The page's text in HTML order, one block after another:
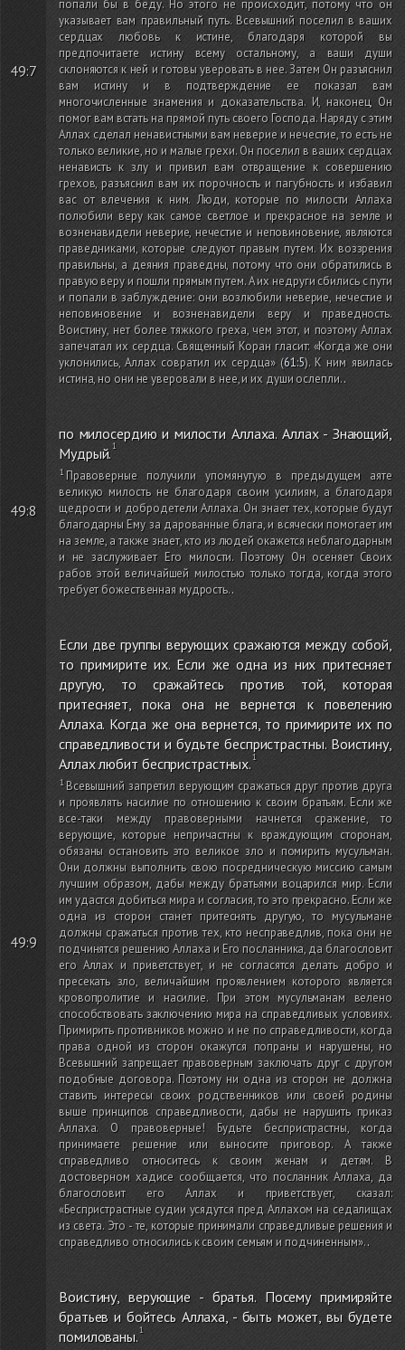
49:7
попали бы в беду. Но этого не происходит, потому что он
указывает вам правильный путь. Всевышний поселил в ваших
сердцах любовь к истине, благодаря которой вы
предпочитаете истину всему остальному, а ваши души
склоняются к ней и готовы уверовать в нее. Затем Он разъяснил
вам истину и в подтверждение ее показал вам
многочисленные знамения и доказательства. И, наконец, Он
помог вам встать на прямой путь своего Господа. Наряду с этим
Аллах сделал ненавистными вам неверие и нечестие, то есть не
только великие, но и малые грехи. Он поселил в ваших сердцах
ненависть к злу и привил вам отвращение к совершению
грехов, разъяснил вам их порочность и пагубность и избавил
вас от влечения к ним. Люди, которые по милости Аллаха
полюбили веру как самое светлое и прекрасное на земле и
возненавидели неверие, нечестие и неповиновение, являются
праведниками, которые следуют правым путем. Их воззрения
правильны, а деяния праведны, потому что они обратились в
правую веру и пошли прямым путем. А их недруги сбились с пути
и попали в заблуждение: они возлюбили неверие, нечестие и
неповиновение и возненавидели веру и праведность.
Воистину, нет более тяжкого греха, чем этот, и поэтому Аллах
запечатал их сердца. Священный Коран гласит: «Когда же они
уклонились, Аллах совратил их сердца»(61:5). К ним явилась
истина, но они не уверовали в нее, и их души ослепли..
49:8
по милосердию и милости Аллаха. Аллах - Знающий,
Мудрый.
Правоверные получили упомянутую в предыдущем аяте
великую милость не благодаря своим усилиям, а благодаря
щедрости и добродетели Аллаха. Он знает тех, которые будут
благодарны Ему за дарованные блага, и всячески помогает им
на земле, а также знает, кто из людей окажется неблагодарным
и не заслуживает Его милости. Поэтому Он осеняет Своих
рабов этой величайшей милостью только тогда, когда этого
требует божественная мудрость..
49:9
Если две группы верующих сражаются между собой,
то примирите их. Если же одна из них притесняет
другую, то сражайтесь против той, которая
притесняет, пока она не вернется к повелению
Аллаха. Когда же она вернется, то примирите их по
справедливости и будьте беспристрастны. Воистину,
Аллах любит беспристрастных.
Всевышний запретил верующим сражаться друг против друга
и проявлять насилие по отношению к своим братьям. Если же
все-таки между правоверными начнется сражение, то
верующие, которые непричастны к враждующим сторонам,
обязаны остановить это великое зло и помирить мусульман.
Они должны выполнить свою посредническую миссию самым
лучшим образом, дабы между братьями воцарился мир. Если
им удастся добиться мира и согласия, то это прекрасно. Если же
одна из сторон станет притеснять другую, то мусульмане
должны сражаться против тех, кто несправедлив, пока они не
подчинятся решению Аллаха и Его посланника, да благословит
его Аллах и приветствует, и не согласятся делать добро и
пресекать зло, величайшим проявлением которого является
кровопролитие и насилие. При этом мусульманам велено
способствовать заключению мира на справедливых условиях.
Примирить противников можно и не по справедливости, когда
права одной из сторон окажутся попраны и нарушены, но
Всевышний запрещает правоверным заключать друг с другом
подобные договора. Поэтому ни одна из сторон не должна
ставить интересы своих родственников или своей родины
выше принципов справедливости, дабы не нарушить приказ
Аллаха. О правоверные! Будьте беспристрастны, когда
принимаете решение или выносите приговор. А также
справедливо относитесь к своим женам и детям. В
достоверном хадисе сообщается, что посланник Аллаха, да
благословит его Аллах и приветствует, сказал:
«Беспристрастные судии усядутся пред Аллахом на седалищах
из света. Это - те, которые принимали справедливые решения и
справедливо относились к своим семьям и подчиненным»..
Воистину, верующие - братья. Посему примиряйте
братьев и бойтесь Аллаха, - быть может, вы будете
помилованы.